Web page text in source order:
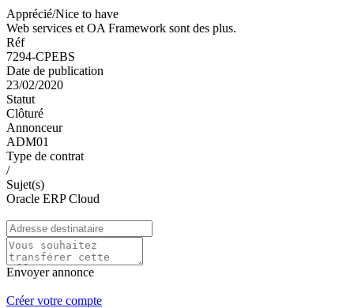
Apprécié/Nice to have
Web services et OA Framework sont des plus.
Réf
7294-CPEBS
Date de publication
23/02/2020
Statut
Clôturé
Annonceur
ADM01
Type de contrat
/
Sujet(s)
Oracle ERP Cloud
Envoyer annonce
Créer votre compte